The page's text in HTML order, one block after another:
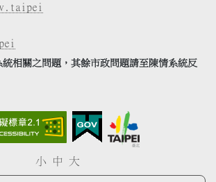
相關之問題，其餘市政問題請至陳情系統反
小 中 大